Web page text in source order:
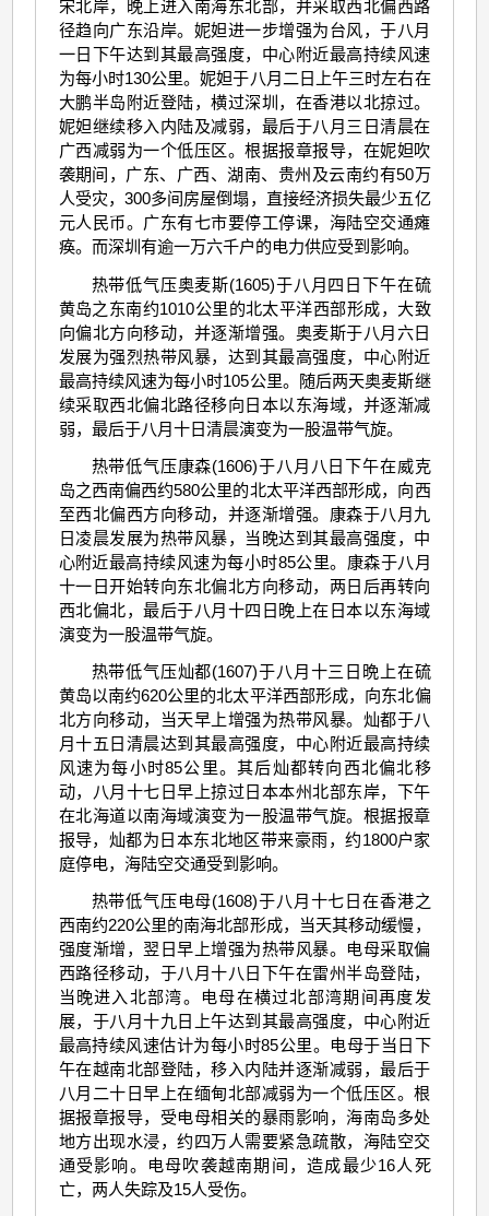
宋北岸，晚上进入南海东北部，并采取西北偏西路
径趋向广东沿岸。妮妲进一步增强为台风，于八月
一日下午达到其最高强度，中心附近最高持续风速
为每小时130公里。妮妲于八月二日上午三时左右在
大鹏半岛附近登陆，横过深圳，在香港以北掠过。
妮妲继续移入内陆及减弱，最后于八月三日清晨在
广西减弱为一个低压区。根据报章报导，在妮妲吹
袭期间，广东、广西、湖南、贵州及云南约有50万
人受灾，300多间房屋倒塌，直接经济损失最少五亿
元人民币。广东有七市要停工停课，海陆空交通瘫
痪。而深圳有逾一万六千户的电力供应受到影响。
热带低气压奥麦斯(1605)于八月四日下午在硫
黄岛之东南约1010公里的北太平洋西部形成，大致
向偏北方向移动，并逐渐增强。奥麦斯于八月六日
发展为强烈热带风暴，达到其最高强度，中心附近
最高持续风速为每小时105公里。随后两天奥麦斯继
续采取西北偏北路径移向日本以东海域，并逐渐减
弱，最后于八月十日清晨演变为一股温带气旋。
热带低气压康森(1606)于八月八日下午在威克
岛之西南偏西约580公里的北太平洋西部形成，向西
至西北偏西方向移动，并逐渐增强。康森于八月九
日凌晨发展为热带风暴，当晚达到其最高强度，中
心附近最高持续风速为每小时85公里。康森于八月
十一日开始转向东北偏北方向移动，两日后再转向
西北偏北，最后于八月十四日晚上在日本以东海域
演变为一股温带气旋。
热带低气压灿都(1607)于八月十三日晩上在硫
黄岛以南约620公里的北太平洋西部形成，向东北偏
北方向移动，当天早上增强为热带风暴。灿都于八
月十五日清晨达到其最高强度，中心附近最高持续
风速为每小时85公里。其后灿都转向西北偏北移
动，八月十七日早上掠过日本本州北部东岸，下午
在北海道以南海域演变为一股温带气旋。根据报章
报导，灿都为日本东北地区带来豪雨，约1800户家
庭停电，海陆空交通受到影响。
热带低气压电母(1608)于八月十七日在香港之
西南约220公里的南海北部形成，当天其移动缓慢，
强度渐增，翌日早上增强为热带风暴。电母采取偏
西路径移动，于八月十八日下午在雷州半岛登陆，
当晚进入北部湾。电母在横过北部湾期间再度发
展，于八月十九日上午达到其最高强度，中心附近
最高持续风速估计为每小时85公里。电母于当日下
午在越南北部登陆，移入内陆并逐渐减弱，最后于
八月二十日早上在缅甸北部减弱为一个低压区。根
据报章报导，受电母相关的暴雨影响，海南岛多处
地方出现水浸，约四万人需要紧急疏散，海陆空交
通受影响。电母吹袭越南期间，造成最少16人死
亡，两人失踪及15人受伤。